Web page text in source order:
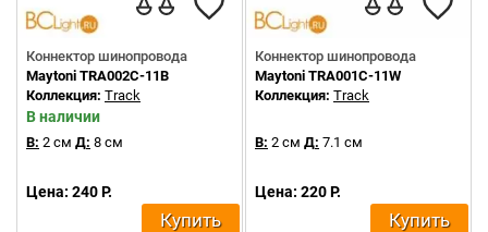
Коннектор шинопровода
Maytoni TRA002C-11B
Коллекция: Track
В наличии
В: 2 см Д: 8 см
Цена: 240 Р.
Купить
Коннектор шинопровода
Maytoni TRA001C-11W
Коллекция: Track
В: 2 см Д: 7.1 см
Цена: 220 Р.
Купить